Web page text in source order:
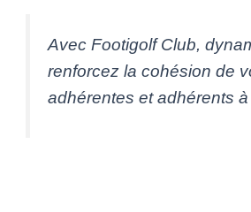
Avec Footigolf Club,
renforcez la cohésion de
adhérentes et adhérents